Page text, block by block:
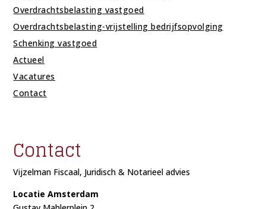
Overdrachtsbelasting vastgoed
Overdrachtsbelasting-vrijstelling bedrijfsopvolging
Schenking vastgoed
Actueel
Vacatures
Contact
Contact
Vijzelman Fiscaal, Juridisch & Notarieel advies
Locatie Amsterdam